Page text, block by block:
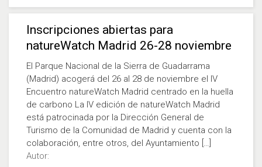
Inscripciones abiertas para
natureWatch Madrid 26-28 noviembre
El Parque Nacional de la Sierra de Guadarrama
(Madrid) acogerá del 26 al 28 de noviembre el IV
Encuentro natureWatch Madrid centrado en la huella
de carbono La IV edición de natureWatch Madrid
está patrocinada por la Dirección General de
Turismo de la Comunidad de Madrid y cuenta con la
colaboración, entre otros, del Ayuntamiento […]
Autor: